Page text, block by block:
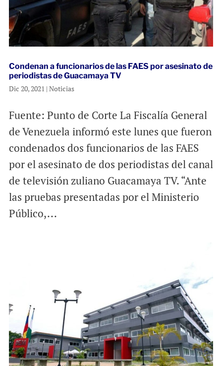
Condenan a funcionarios de las FAES por asesinato de
periodistas de Guacamaya TV
Dic 20, 2021 | Noticias
Fuente: Punto de Corte La Fiscalía General
de Venezuela informó este lunes que fueron
condenados dos funcionarios de las FAES
por el asesinato de dos periodistas del canal
de televisión zuliano Guacamaya TV. “Ante
las pruebas presentadas por el Ministerio
Público,...